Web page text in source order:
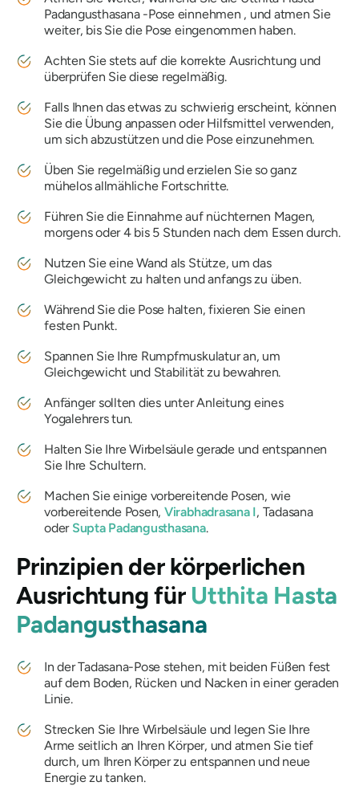
Padangusthasana-Pose einnehmen , und atmen Sie
weiter, bis Sie die Pose eingenommen haben.
Achten Sie stets auf die korrekte Ausrichtung und
überprüfen Sie diese regelmäßig.
Falls Ihnen das etwas zu schwierig erscheint, können
Sie die Übung anpassen oder Hilfsmittel verwenden,
um sich abzustützen und die Pose einzunehmen.
Üben Sie regelmäßig und erzielen Sie so ganz
mühelos allmähliche Fortschritte.
Führen Sie die Einnahme auf nüchternen Magen,
morgens oder 4 bis 5 Stunden nach dem Essen durch.
Nutzen Sie eine Wand als Stütze, um das
Gleichgewicht zu halten und anfangs zu üben.
Während Sie die Pose halten, fixieren Sie einen
festen Punkt.
Spannen Sie Ihre Rumpfmuskulatur an, um
Gleichgewicht und Stabilität zu bewahren.
Anfänger sollten dies unter Anleitung eines
Yogalehrers tun.
Halten Sie Ihre Wirbelsäule gerade und entspannen
Sie Ihre Schultern.
Machen Sie einige vorbereitende Posen, wie
vorbereitende Posen, Virabhadrasana I, Tadasana
oder Supta Padangusthasana.
Prinzipien der körperlichen
Ausrichtung für Utthita Hasta
Padangusthasana
In der Tadasana-Pose stehen, mit beiden Füßen fest
auf dem Boden, Rücken und Nacken in einer geraden
Linie.
Strecken Sie Ihre Wirbelsäule und legen Sie Ihre
Arme seitlich an Ihren Körper, und atmen Sie tief
durch, um Ihren Körper zu entspannen und neue
Energie zu tanken.